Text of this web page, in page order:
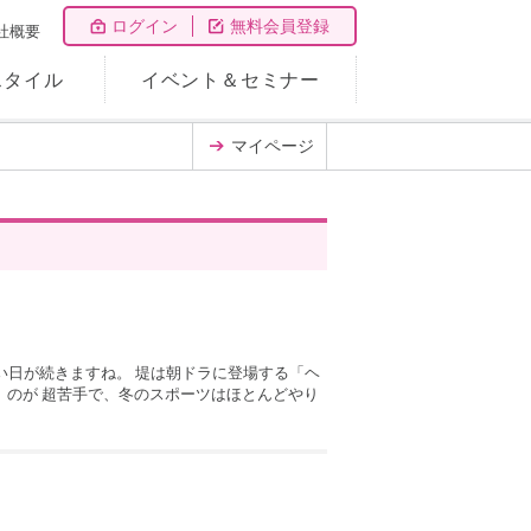
ログイン 無料会員登録
イル イベント＆セミナー
概要
マイページ
が続きますね。 堤は朝ドラに登場する「ヘ
が 超苦手で、冬のスポーツはほとんどやり